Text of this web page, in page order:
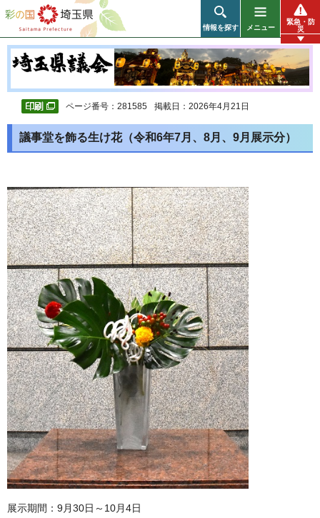
彩の国 埼玉県
情報を探す メニュー
緊急・防
災
ページ番号：281585 掲載日：2026年4月21日
議事堂を飾る生け花（令和6年7月、8月、9月展示分）
展示期間：9月30日～10月4日